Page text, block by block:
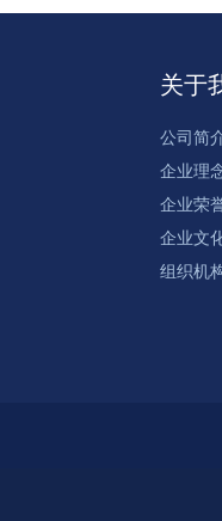
关于
公司简
企业理
企业荣
企业文
组织机